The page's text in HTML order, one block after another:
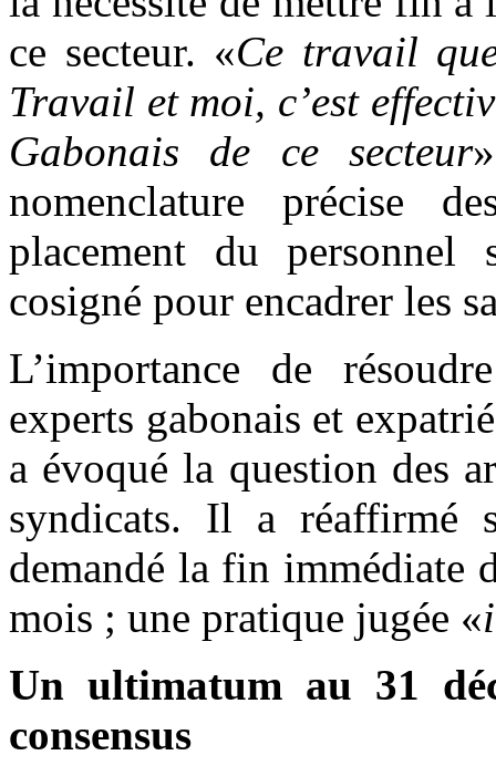
ce secteur. «Ce travail
Travail et moi, c’est
Gabonais de ce secteur
nomenclature précise
placement du personnel
cosigné pour encadrer les
L’importance de
experts gabonais et
a évoqué la question des
syndicats. Il a réaffirmé
demandé la fin immédiate
mois ; une pratique jugée «
Un ultimatum au 31
consensus